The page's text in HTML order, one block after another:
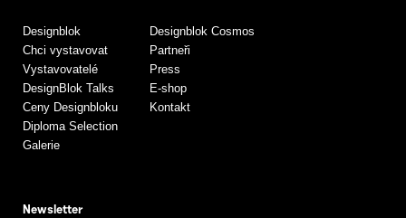
Designblok
Chci vystavovat
Vystavovatelé
DesignBlok Talks
Ceny Designbloku
Diploma Selection
Galerie
Designblok Cosmos
Partneři
Press
E-shop
Kontakt
Newsletter